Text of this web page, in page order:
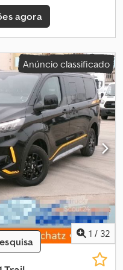
Altura: L2H1
Pesos Peso em vazio:
3.000 kg Dedpszrw Dhefx Af
combustível em ambiente
em ambiente
histórico e estado
até 03.2027 Número de
Financeiras Pergunte
Segurança do produto
2008 5692BA SON EN
= - Android Auto -
na cor da carroçaria -
do passageiro -
- Retrovisores exteriores
da força de
central remoto - Portas
- Banco do condutor com
com ajuste em altura -
carga - Luzes de
- Apoio lombar -
agora
Anúncio classificado
1 / 32